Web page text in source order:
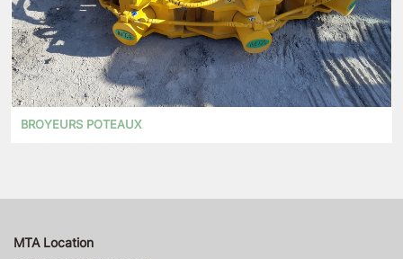
BROYEURS POTEAUX
MTA Location